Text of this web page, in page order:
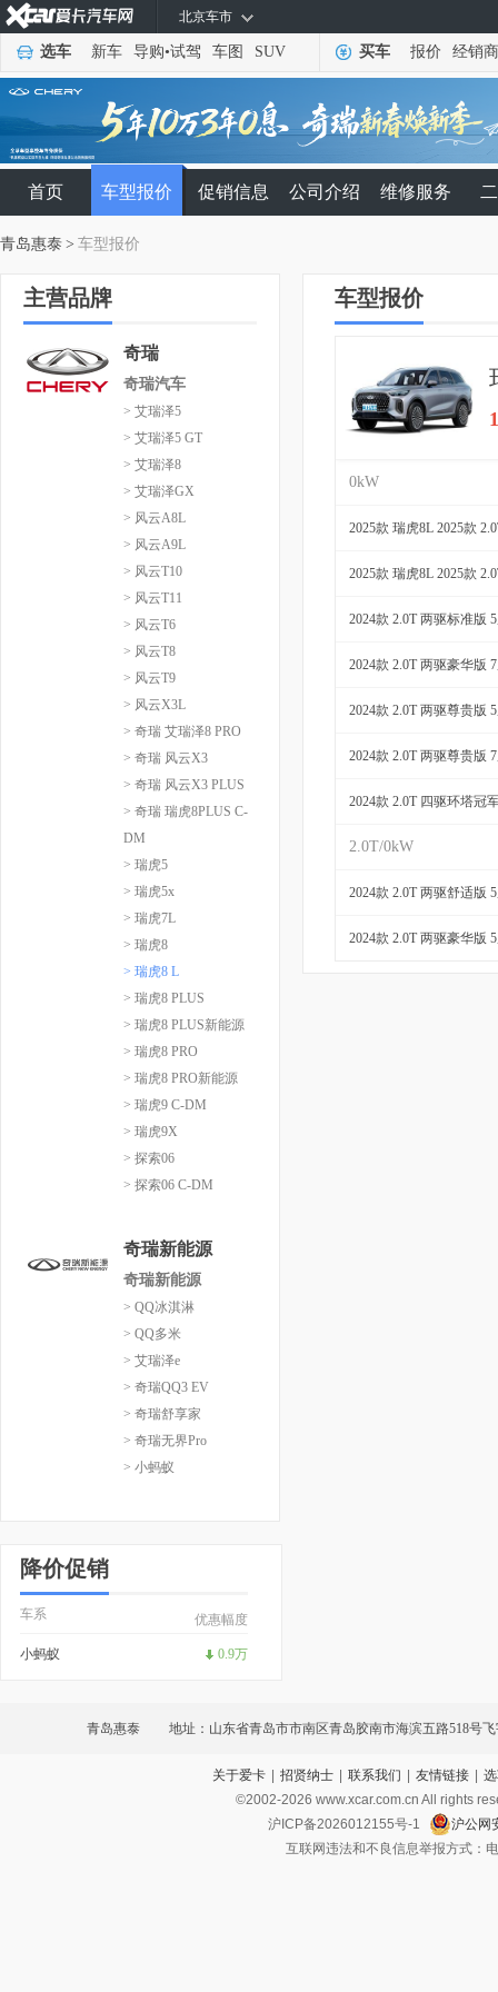
北京车市
选车 新车 导购•试驾 车图 SUV 买车 报价 经销商
首页 车型报价 促销信息 公司介绍 维修服务
青岛惠泰 > 车型报价
主营品牌
奇瑞
奇瑞汽车
> 艾瑞泽5
> 艾瑞泽5 GT
> 艾瑞泽8
> 艾瑞泽GX
> 风云A8L
> 风云A9L
> 风云T10
> 风云T11
> 风云T6
> 风云T8
> 风云T9
> 风云X3L
> 奇瑞 艾瑞泽8 PRO
> 奇瑞 风云X3
> 奇瑞 风云X3 PLUS
> 奇瑞 瑞虎8PLUS C-
DM
> 瑞虎5
> 瑞虎5x
> 瑞虎7L
> 瑞虎8
> 瑞虎8 L
> 瑞虎8 PLUS
> 瑞虎8 PLUS新能源
> 瑞虎8 PRO
> 瑞虎8 PRO新能源
> 瑞虎9 C-DM
> 瑞虎9X
> 探索06
> 探索06 C-DM
奇瑞新能源
奇瑞新能源
> QQ冰淇淋
> QQ多米
> 艾瑞泽e
> 奇瑞QQ3 EV
> 奇瑞舒享家
> 奇瑞无界Pro
> 小蚂蚁
降价促销
车系 优惠幅度
小蚂蚁 0.9万
车型报价
0kW
2025款 瑞虎8L 2025款
2025款 瑞虎8L 2025款
2024款 2.0T 两驱标准版
2024款 2.0T 两驱豪华版
2024款 2.0T 两驱尊贵版
2024款 2.0T 两驱尊贵版
2024款 2.0T 四驱环塔冠
2.0T/0kW
2024款 2.0T 两驱舒适版
2024款 2.0T 两驱豪华版
青岛惠泰 地址：山东省青岛市市南区青岛胶南市海滨五路518号
关于爱卡 | 招贤纳士 | 联系我们 | 友情链接 |
©2002-2026 www.xcar.com.cn All rights
沪ICP备2026012155号-1
沪公网
互联网违法和不良信息举报方式：